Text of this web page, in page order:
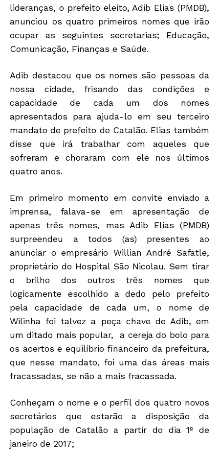
lideranças, o prefeito eleito, Adib Elias (PMDB),
anunciou os quatro primeiros nomes que irão
ocupar as seguintes secretarias; Educação,
Comunicação, Finanças e Saúde.
Adib destacou que os nomes são pessoas da
nossa cidade, frisando das condições e
capacidade de cada um dos nomes
apresentados para ajuda-lo em seu terceiro
mandato de prefeito de Catalão. Elias também
disse que irá trabalhar com aqueles que
sofreram e choraram com ele nos últimos
quatro anos.
Em primeiro momento em convite enviado a
imprensa, falava-se em apresentação de
apenas três nomes, mas Adib Elias (PMDB)
surpreendeu a todos (as) presentes ao
anunciar o empresário Willian André Safatle,
proprietário do Hospital São Nicolau. Sem tirar
o brilho dos outros três nomes que
logicamente escolhido a dedo pelo prefeito
pela capacidade de cada um, o nome de
Wilinha foi talvez a peça chave de Adib, em
um ditado mais popular, a cereja do bolo para
os acertos e equilíbrio financeiro da prefeitura,
que nesse mandato, foi uma das áreas mais
fracassadas, se não a mais fracassada.
Conheçam o nome e o perfil dos quatro novos
secretários que estarão a disposição da
população de Catalão a partir do dia 1º de
janeiro de 2017;